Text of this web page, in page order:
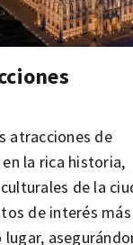
atracciones de
la rica historia,
de la
de interés más